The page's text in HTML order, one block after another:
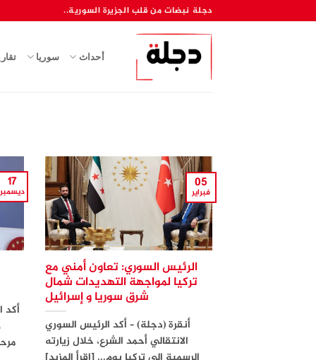
للمحتوى
دجلة نبضات من قلب الجزيرة السورية..
أحداث سوريا
الرئيس السوري: تعاون أمني مع
تركيا لمواجهة التهديدات شمال
شرق سوريا و إسرائيل
أنقرة (دجلة) – أكد الرئيس السوري
الانتقالي أحمد الشرع، خلال زيارته
05
فبراير
أكد
17
ديسمبر